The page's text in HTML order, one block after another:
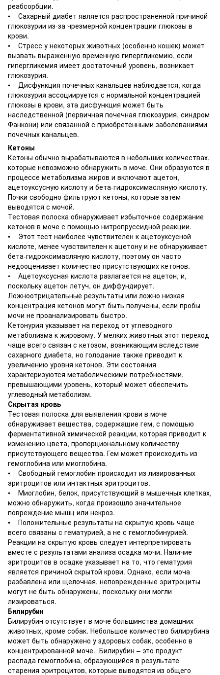
реабсорбции.
• Сахарный диабет является распространенной причиной
глюкозурии из-за чрезмерной концентрации глюкозы в
крови.
• Стресс у некоторых животных (особенно кошек) может
вызвать выраженную временную гипергликемию, если
гипергликемия имеет достаточный уровень, возникает
глюкозурия.
• Дисфункция почечных канальцев наблюдается, когда
глюкозурия ассоциируется с нормальной концентрацией
глюкозы в крови, эта дисфункция может быть
наследственной (первичная почечная глюкозурия, синдром
Фанкони) или связанной с приобретенными заболеваниями
почечных канальцев.
Кетоны
Кетоны обычно вырабатываются в небольших количествах,
которые невозможно обнаружить в моче. Они образуются в
процессе метаболизма жиров и включают ацетон,
ацетоуксусную кислоту и бета-гидроксимасляную кислоту.
Почки свободно фильтруют кетоны, которые затем
выводятся с мочой.
Тестовая полоска обнаруживает избыточное содержание
кетонов в моче с помощью нитропруссидной реакции.
• Этот тест наиболее чувствителен к ацетоуксусной
кислоте, менее чувствителен к ацетону и не обнаруживает
бета-гидроксимасляную кислоту, поэтому он часто
недооценивает количество присутствующих кетонов.
• Ацетоуксусная кислота разлагается на ацетон, и,
поскольку ацетон летуч, он диффундирует.
Ложноотрицательные результаты или ложно низкая
концентрация кетонов могут быть получены, если пробы
мочи не проанализировать быстро.
Кетонурия указывает на переход от углеводного
метаболизма к жировому. У мелких животных этот переход
чаще всего связан с кетозом, возникающим вследствие
сахарного диабета, но голодание также приводит к
увеличению уровня кетонов. Эти состояния
характеризуются метаболическими потребностями,
превышающими уровень, который может обеспечить
углеводный метаболизм.
Скрытая кровь
Тестовая полоска для выявления крови в моче
обнаруживает вещества, содержащие гем, с помощью
ферментативной химической реакции, которая приводит к
изменению цвета, пропорциональному количеству
присутствующего вещества. Гем может происходить из
гемоглобина или миоглобина.
• Свободный гемоглобин происходит из лизированных
эритроцитов или интактных эритроцитов.
• Миоглобин, белок, присутствующий в мышечных клетках,
можно обнаружить, когда произошло значительное
повреждение мышц или некроз.
• Положительные результаты на скрытую кровь чаще
всего связаны с гематурией, а не с гемоглобинурией.
Реакции на скрытую кровь следует интерпретировать
вместе с результатами анализа осадка мочи. Наличие
эритроцитов в осадке указывает на то, что гематурия
является причиной скрытой крови. Однако, если моча
разбавлена или щелочная, неповрежденные эритроциты
могут не быть обнаружены, поскольку они могли
лизироваться.
Билирубин
Билирубин отсутствует в моче большинства домашних
животных, кроме собак. Небольшое количество билирубина
может быть обнаружено у здоровых собак, особенно в
концентрированной моче. Билирубин – это продукт
распада гемоглобина, образующийся в результате
старения эритроцитов, которые выводятся из общего